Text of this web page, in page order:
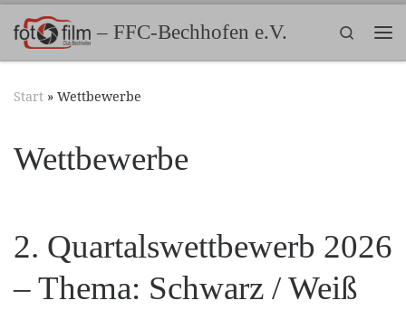
Zum Inhalt springen– FFC-Bechhofen e.V.
Search
Start » Wettbewerbe
Wettbewerbe
2. Quartalswettbewerb 2026
– Thema: Schwarz / Weiß